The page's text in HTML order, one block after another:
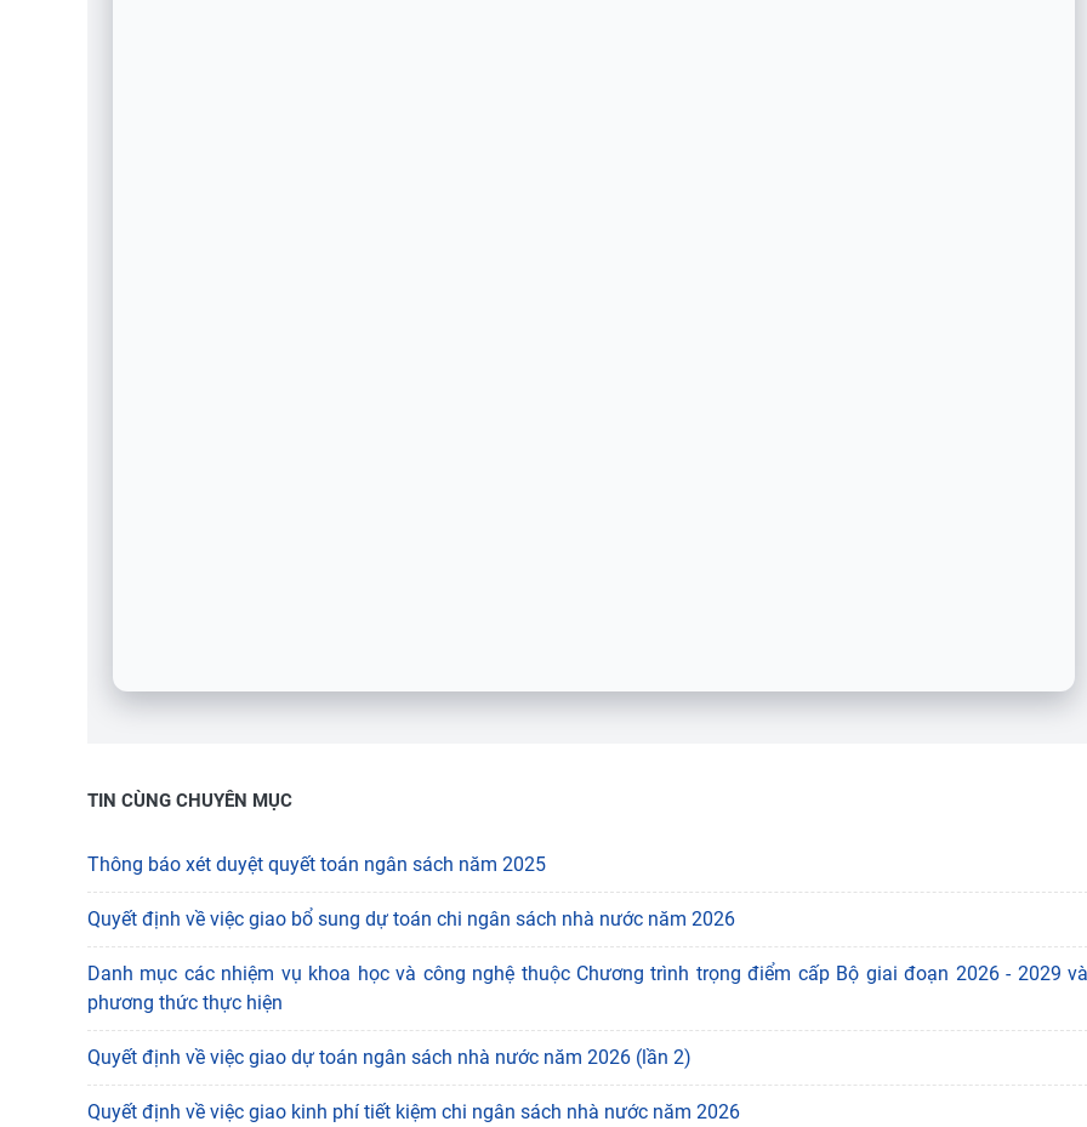
TIN CÙNG CHUYÊN MỤC
Thông báo xét duyệt quyết toán ngân sách năm 2025
Quyết định về việc giao bổ sung dự toán chi ngân sách nhà nước năm 2026
Danh mục các nhiệm vụ khoa học và công nghệ thuộc Chương trình trọng điểm cấp Bộ giai đoạn 2026 - 2029 và
phương thức thực hiện
Quyết định về việc giao dự toán ngân sách nhà nước năm 2026 (lần 2)
Quyết định về việc giao kinh phí tiết kiệm chi ngân sách nhà nước năm 2026